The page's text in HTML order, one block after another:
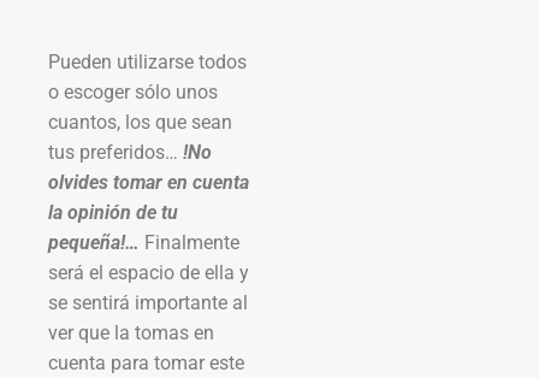
Pueden utilizarse todos
o escoger sólo unos
cuantos, los que sean
tus preferidos… !No
olvides tomar en cuenta
la opinión de tu
pequeña!… Finalmente
será el espacio de ella y
se sentirá importante al
ver que la tomas en
cuenta para tomar este